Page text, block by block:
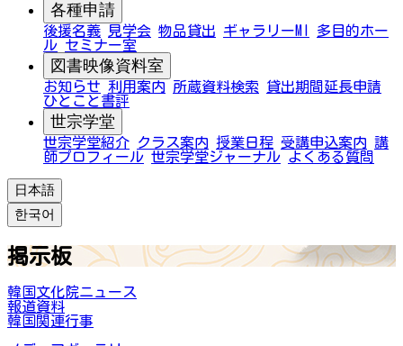
各種申請
後援名義 見学会 物品貸出 ギャラリーMI
多目的ホー
ル セミナー室
図書映像資料室
お知らせ 利用案内 所蔵資料検索
貸出期間延長申請
ひとこと書評
世宗学堂
世宗学堂紹介 クラス案内 授業日程 受講申込案内 講
師プロフィール 世宗学堂ジャーナル よくある質問
日本語
한국어
掲示板
韓国文化院ニュース
報道資料
韓国関連行事